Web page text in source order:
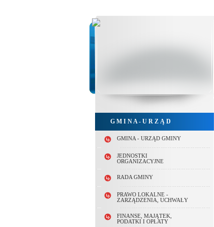
G M I N A - U R Z Ą D
GMINA - URZĄD GMINY
JEDNOSTKI
ORGANIZACYJNE
RADA GMINY
PRAWO LOKALNE -
ZARZĄDZENIA, UCHWAŁY
FINANSE, MAJĄTEK,
PODATKI I OPŁATY